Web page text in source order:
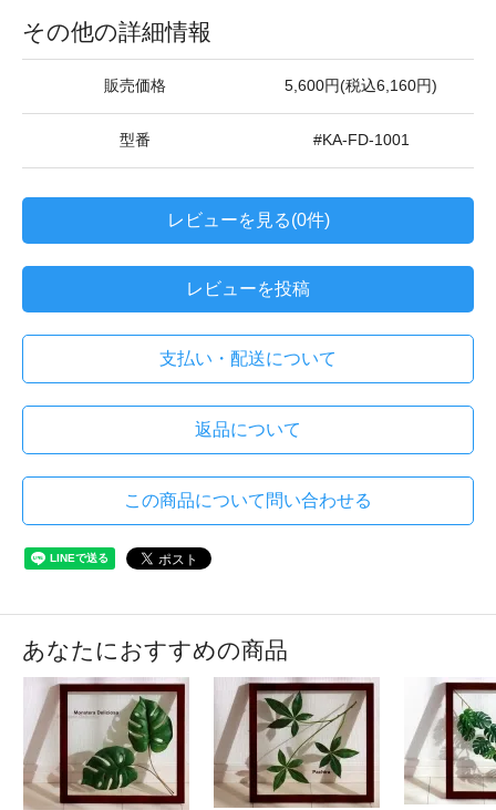
その他の詳細情報
販売価格 5,600円(税込6,160円)
型番 #KA-FD-1001
レビューを見る(0件)
レビューを投稿
支払い・配送について
返品について
この商品について問い合わせる
あなたにおすすめの商品